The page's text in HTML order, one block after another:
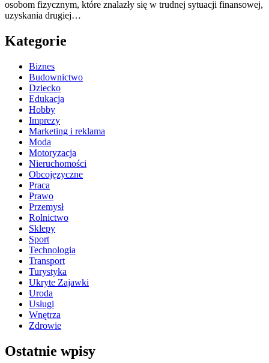
osobom fizycznym, które znalazły się w trudnej sytuacji finansowej,
uzyskania drugiej…
Kategorie
Biznes
Budownictwo
Dziecko
Edukacja
Hobby
Imprezy
Marketing i reklama
Moda
Motoryzacja
Nieruchomości
Obcojęzyczne
Praca
Prawo
Przemysł
Rolnictwo
Sklepy
Sport
Technologia
Transport
Turystyka
Ukryte Zajawki
Uroda
Usługi
Wnętrza
Zdrowie
Ostatnie wpisy